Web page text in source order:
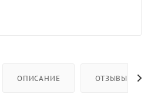
ОПИСАНИЕ ОТЗЫВЫ